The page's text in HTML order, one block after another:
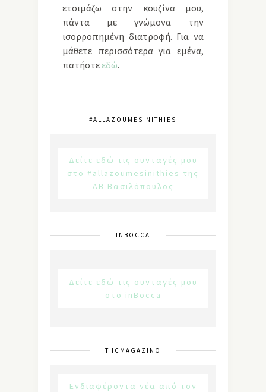
ετοιμάζω στην κουζίνα μου,
πάντα με γνώμονα την
ισορροπημένη διατροφή. Για να
μάθετε περισσότερα για εμένα,
πατήστε εδώ.
#ALLAZOUMESINITHIES
Δείτε εδώ τις συνταγές μου
στο #allazoumesinithies της
ΑΒ Βασιλόπουλος
INBOCCA
Δείτε εδώ τις συνταγές μου
στο inBocca
THCMAGAZINO
Ενδιαφέροντα νέα από τον